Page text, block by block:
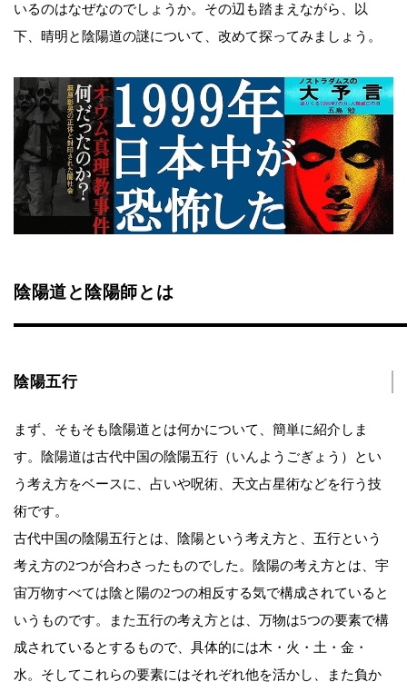
いるのはなぜなのでしょうか。その辺も踏まえながら、以
下、晴明と陰陽道の謎について、改めて探ってみましょう。
陰陽道と陰陽師とは
陰陽五行
まず、そもそも陰陽道とは何かについて、簡単に紹介しま
す。陰陽道は古代中国の陰陽五行（いんようごぎょう）とい
う考え方をベースに、占いや呪術、天文占星術などを行う技
術です。
古代中国の陰陽五行とは、陰陽という考え方と、五行という
考え方の2つが合わさったものでした。陰陽の考え方とは、宇
宙万物すべては陰と陽の2つの相反する気で構成されていると
いうものです。また五行の考え方とは、万物は5つの要素で構
成されているとするもので、具体的には木・火・土・金・
水。そしてこれらの要素にはそれぞれ他を活かし、また負か